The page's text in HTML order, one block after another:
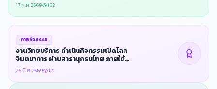
บริการ
17 ก.ค. 2569 162
ภาพกิจกรรม
งานวิทยบริการ ดําเนินกิจกรรมเปิดโลก
จินตนาการ ผ่านสารานุกรมไทย ภายใต้
โครงการบริการวิชาการ สํานักวิทยบริการฯ
เพื่อพัฒนาท้องถิ่นตามพระบรมราโชบาย
ประจําปีงบประมาณ 2569
26 มิ.ย. 2569 121